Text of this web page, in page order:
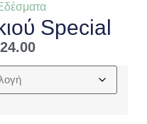
Special
24.00